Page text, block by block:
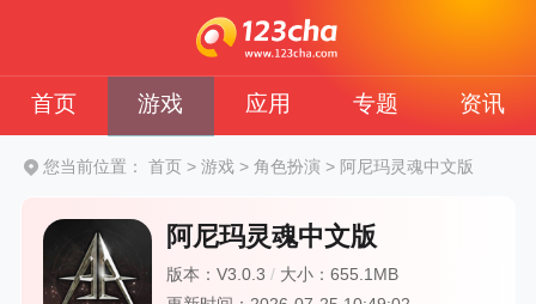
首页 游戏 应用 专题 资讯
您当前位置： 首页 > 游戏 > 角色扮演 >阿尼玛灵魂中文版
阿尼玛灵魂中文版
版本：V3.0.3/ 大小：655.1MB